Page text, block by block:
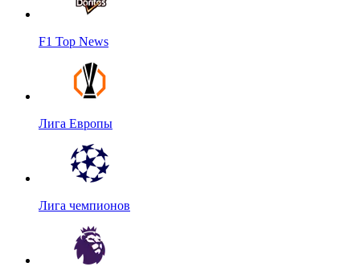
F1 Top News
Лига Европы
Лига чемпионов